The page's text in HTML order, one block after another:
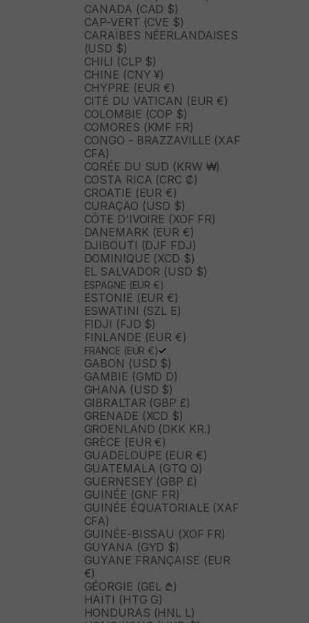
CANADA (CAD $)
CAP-VERT (CVE $)
CARAÏBES NÉERLANDAISES
(USD $)
CHILI (CLP $)
CHINE (CNY ¥)
CHYPRE (EUR €)
CITÉ DU VATICAN (EUR €)
COLOMBIE (COP $)
COMORES (KMF FR)
CONGO - BRAZZAVILLE (XAF
CFA)
CORÉE DU SUD (KRW ₩)
COSTA RICA (CRC ₡)
CROATIE (EUR €)
CURAÇAO (USD $)
CÔTE D'IVOIRE (XOF FR)
DANEMARK (EUR €)
DJIBOUTI (DJF FDJ)
DOMINIQUE (XCD $)
EL SALVADOR (USD $)
ESPAGNE (EUR €)
ESTONIE (EUR €)
ESWATINI (SZL E)
FIDJI (FJD $)
FINLANDE (EUR €)
FRANCE (EUR €)
GABON (USD $)
GAMBIE (GMD D)
GHANA (USD $)
GIBRALTAR (GBP £)
GRENADE (XCD $)
GROENLAND (DKK KR.)
GRÈCE (EUR €)
GUADELOUPE (EUR €)
GUATEMALA (GTQ Q)
GUERNESEY (GBP £)
GUINÉE (GNF FR)
GUINÉE ÉQUATORIALE (XAF
CFA)
GUINÉE-BISSAU (XOF FR)
GUYANA (GYD $)
GUYANE FRANÇAISE (EUR
€)
GÉORGIE (GEL ₾)
HAÏTI (HTG G)
HONDURAS (HNL L)